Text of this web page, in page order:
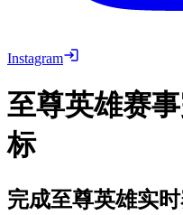
Instagram
至尊英雄赛
标
完成至尊英雄实